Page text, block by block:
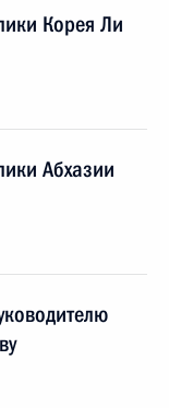
Корея Ли
Абхазии